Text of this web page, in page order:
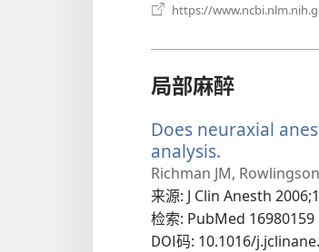
https://
局部麻醉
Does neuraxial
analysis.
开
新
窗
口）
Richman JM,
来源‎: J Clin Anesth
检索‎: PubMed 16980159
DOI码‎: 10.1016/